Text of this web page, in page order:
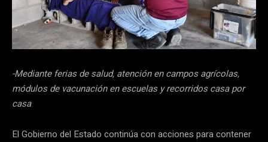
-Mediante ferias de salud, atención en campos agrícolas,
módulos de vacunación en escuelas y recorridos casa por
casa
El Gobierno del Estado continúa con acciones para contener